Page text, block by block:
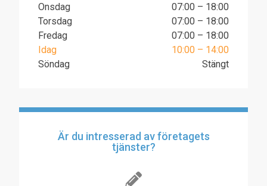
Onsdag
07:00 – 18:00
Torsdag
07:00 – 18:00
Fredag
07:00 – 18:00
Idag
10:00 – 14:00
Söndag
Stängt
Är du intresserad av företagets
tjänster?